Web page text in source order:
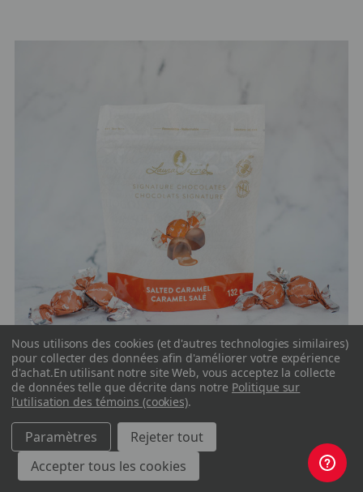
Sachet de chocolats Signature caramel
salé 132 g
Nous utilisons des cookies (et d'autres technologies similaires)
pour collecter des données afin d'améliorer votre expérience
d'achat.En utilisant notre site Web, vous acceptez la collecte
de données telle que décrite dans notre Politique sur
l’utilisation des témoins (cookies).
Paramètres
Rejeter tout
Accepter tous les cookies